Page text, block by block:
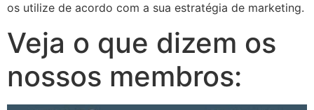
os utilize de acordo com a sua estratégia de marketing.
Veja o que dizem os
nossos membros: